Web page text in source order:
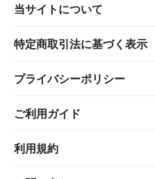
当サイトについて
特定商取引法に基づく表示
プライバシーポリシー
ご利用ガイド
利用規約